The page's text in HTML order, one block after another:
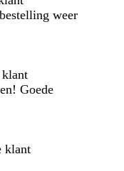
weer
Goede
klant